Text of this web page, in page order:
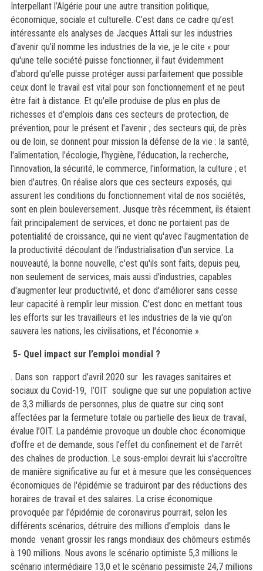
Interpellant l’Algérie pour une autre transition politique,
économique, sociale et culturelle. C’est dans ce cadre qu’est
intéressante els analyses de Jacques Attali sur les industries
d’avenir qu’il nomme les industries de la vie, je le cite « pour
qu'une telle société puisse fonctionner, il faut évidemment
d'abord qu'elle puisse protéger aussi parfaitement que possible
ceux dont le travail est vital pour son fonctionnement et ne peut
être fait à distance. Et qu'elle produise de plus en plus de
richesses et d'emplois dans ces secteurs de protection, de
prévention, pour le présent et l'avenir ; des secteurs qui, de près
ou de loin, se donnent pour mission la défense de la vie : la santé,
l'alimentation, l'écologie, l'hygiène, l'éducation, la recherche,
l'innovation, la sécurité, le commerce, l'information, la culture ; et
bien d'autres. On réalise alors que ces secteurs exposés, qui
assurent les conditions du fonctionnement vital de nos sociétés,
sont en plein bouleversement. Jusque très récemment, ils étaient
fait principalement de services, et donc ne portaient pas de
potentialité de croissance, qui ne vient qu'avec l'augmentation de
la productivité découlant de l'industrialisation d'un service. La
nouveauté, la bonne nouvelle, c'est qu'ils sont faits, depuis peu,
non seulement de services, mais aussi d'industries, capables
d'augmenter leur productivité, et donc d'améliorer sans cesse
leur capacité à remplir leur mission. C'est donc en mettant tous
les efforts sur les travailleurs et les industries de la vie qu'on
sauvera les nations, les civilisations, et l'économie ».
5- Quel impact sur l’emploi mondial ?
. Dans son rapport d’avril 2020 sur les ravages sanitaires et
sociaux du Covid-19, l’OIT souligne que sur une population active
de 3,3 milliards de personnes, plus de quatre sur cinq sont
affectées par la fermeture totale ou partielle des lieux de travail,
évalue l’OIT. La pandémie provoque un double choc économique
d’offre et de demande, sous l’effet du confinement et de l’arrêt
des chaînes de production. Le sous-emploi devrait lui s'accroître
de manière significative au fur et à mesure que les conséquences
économiques de l'épidémie se traduiront par des réductions des
horaires de travail et des salaires. La crise économique
provoquée par l'épidémie de coronavirus pourrait, selon les
différents scénarios, détruire des millions d’emplois dans le
monde venant grossir les rangs mondiaux des chômeurs estimés
à 190 millions. Nous avons le scénario optimiste 5,3 millions le
scénario intermédiaire 13,0 et le scénario pessimiste 24,7 millions